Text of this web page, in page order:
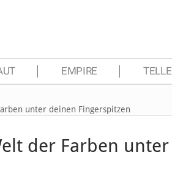
EMPIRE
unter deinen Fingerspitzen
der Farben